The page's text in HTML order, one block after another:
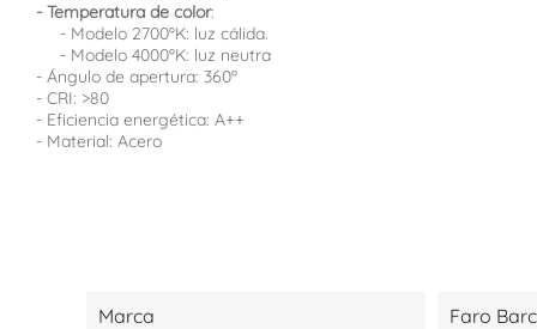
- Temperatura de color:
- Modelo 2700ºK: luz cálida.
- Modelo 4000ºK: luz neutra
- Ángulo de apertura: 360º
- CRI: >80
- Eficiencia energética: A++
- Material: Acero
Marca Faro